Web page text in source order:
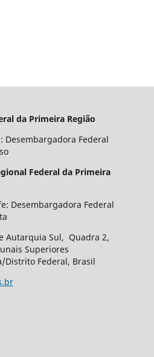
da Primeira Região
Desembargadora Federal
Federal da Primeira
Desembargadora Federal
Autarquia Sul, Quadra 2,
Superiores
Distrito Federal, Brasil